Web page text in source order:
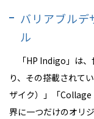
バリアブルデ
ル
「HP Indigo」は、
り、その搭載されて
ザイク）」「Collage
界に一つだけのオリ